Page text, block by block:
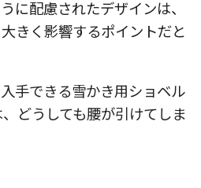
に配慮されたデザインは、
きく影響するポイントだと
手できる雪かき用ショベル
どうしても腰が引けてしま